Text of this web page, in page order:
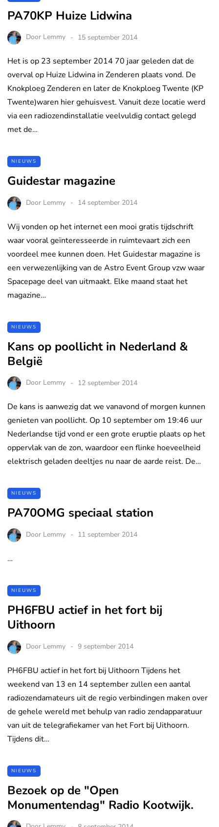
PA70KP Huize Lidwina
Door Lemmy 15 september 2014
Het is op 23 september 2014 70 jaar geleden dat de
overval op Huize Lidwina in Zenderen plaats vond. De
Knokploeg Zenderen en later de Knokploeg Twente (KP
Twente)waren hier gehuisvest. Vanuit deze locatie werd
via een radiozendinstallatie veelvuldig contact gelegd
met de…
NIEUWS
Guidestar magazine
Door Lemmy 14 september 2014
Wij vonden op het internet een mooi gratis tijdschrift
waar vooral geïnteresseerde in ruimtevaart zich een
voordeel mee kunnen doen. Het Guidestar magazine is
een verwezenlijking van de Astro Event Group vzw waar
Spacepage deel van uitmaakt. Elke maand staat het
magazine…
NIEUWS
Kans op poollicht in Nederland &
België
Door Lemmy 12 september 2014
De kans is aanwezig dat we vanavond of morgen kunnen
genieten van poollicht. Op 10 september om 19:46 uur
Nederlandse tijd vond er een grote eruptie plaats op het
oppervlak van de zon, waardoor een flinke hoeveelheid
elektrisch geladen deeltjes nu naar de aarde reist. De…
NIEUWS
PA70OMG speciaal station
Door Lemmy 11 september 2014
…
NIEUWS
PH6FBU actief in het fort bij
Uithoorn
Door Lemmy 9 september 2014
PH6FBU actief in het fort bij Uithoorn Tijdens het
weekend van 13 en 14 september zullen een aantal
radiozendamateurs uit de regio verbindingen maken over
de gehele wereld met behulp van radio zendapparatuur
van uit de telegrafiekamer van het Fort bij Uithoorn.
Tijdens dit…
NIEUWS
Bezoek op de "Open
Monumentendag" Radio Kootwijk.